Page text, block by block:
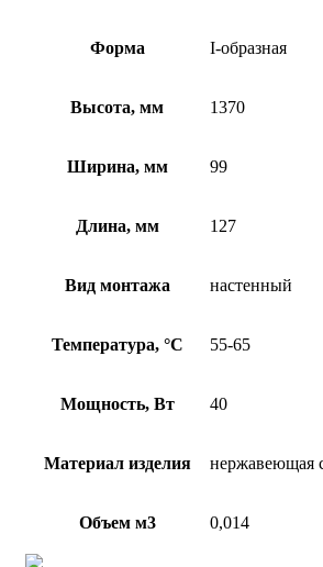
Форма I-образная
Высота, мм 1370
Ширина, мм 99
Длина, мм 127
Вид монтажа настенный
Температура, °C 55-65
Мощность, Вт 40
Материал изделия нержавеющая
Объем м3 0,014